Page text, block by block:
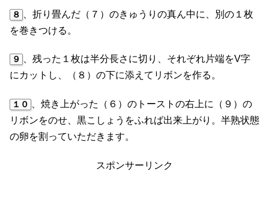
８ 、折り畳んだ（７）のきゅうりの真ん中に、別の１枚
を巻きつける。
９ 、残った１枚は半分長さに切り、それぞれ片端をV字
にカットし、（８）の下に添えてリボンを作る。
１０ 、焼き上がった（６）のトーストの右上に（９）の
リボンをのせ、黒こしょうをふれば出来上がり。半熟状態
の卵を割っていただきます。
スポンサーリンク